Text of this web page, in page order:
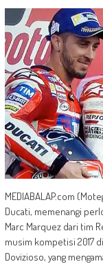
MEDIABALAP.com
Ducati, memenangi
Marc Marquez dari tim
musim kompetisi 2017
Dovizioso, yang